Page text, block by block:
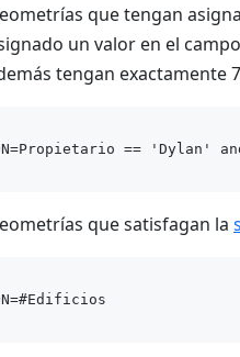
que tengan
un valor en el
tengan exactamente
que satisfagan la